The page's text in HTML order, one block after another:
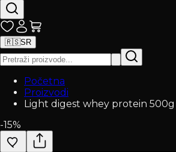
🇷🇸SR
Početna
Proizvodi
Light digest whey protein 500g
-15%